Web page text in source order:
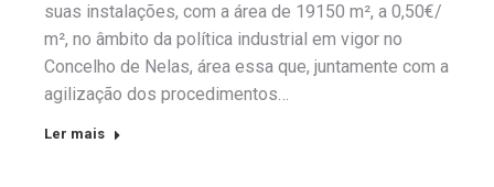
suas instalações, com a área de 19150 m², a 0,50€/
m², no âmbito da política industrial em vigor no
Concelho de Nelas, área essa que, juntamente com a
agilização dos procedimentos…
Ler mais